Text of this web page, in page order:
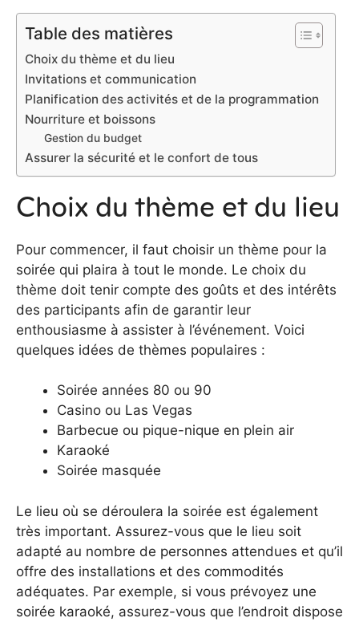
Table des matières
Choix du thème et du lieu
Invitations et communication
Planification des activités et de la programmation
Nourriture et boissons
Gestion du budget
Assurer la sécurité et le confort de tous
Choix du thème et du lieu
Pour commencer, il faut choisir un thème pour la
soirée qui plaira à tout le monde. Le choix du
thème doit tenir compte des goûts et des intérêts
des participants afin de garantir leur
enthousiasme à assister à l’événement. Voici
quelques idées de thèmes populaires :
Soirée années 80 ou 90
Casino ou Las Vegas
Barbecue ou pique-nique en plein air
Karaoké
Soirée masquée
Le lieu où se déroulera la soirée est également
très important. Assurez-vous que le lieu soit
adapté au nombre de personnes attendues et qu’il
offre des installations et des commodités
adéquates. Par exemple, si vous prévoyez une
soirée karaoké, assurez-vous que l’endroit dispose